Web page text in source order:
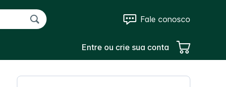
Fale conosco
Entre ou crie sua conta